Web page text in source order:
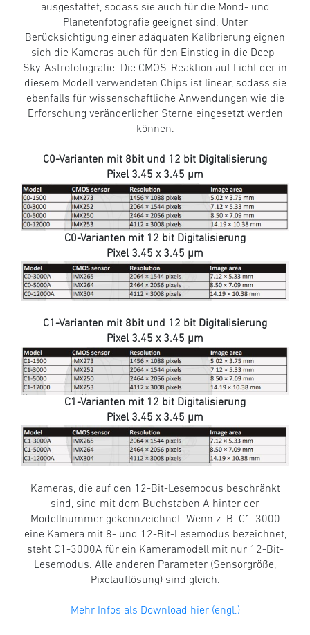
ausgestattet, sodass sie auch für die Mond- und
Planetenfotografie geeignet sind. Unter
Berücksichtigung einer adäquaten Kalibrierung eignen
sich die Kameras auch für den Einstieg in die Deep-
Sky-Astrofotografie. Die CMOS-Reaktion auf Licht der in
diesem Modell verwendeten Chips ist linear, sodass sie
ebenfalls für wissenschaftliche Anwendungen wie die
Erforschung veränderlicher Sterne eingesetzt werden
können.
C0-Varianten mit 8bit und 12 bit Digitalisierung
Pixel 3.45 x 3.45 µm
C0-Varianten mit 12 bit Digitalisierung
Pixel 3.45 x 3.45 µm
C1-Varianten mit 8bit und 12 bit Digitalisierung
Pixel 3.45 x 3.45 µm
C1-Varianten mit 12 bit Digitalisierung
Pixel 3.45 x 3.45 µm
Kameras, die auf den 12-Bit-Lesemodus beschränkt
sind, sind mit dem Buchstaben A hinter der
Modellnummer gekennzeichnet. Wenn z. B. C1-3000
eine Kamera mit 8- und 12-Bit-Lesemodus bezeichnet,
steht C1-3000A für ein Kameramodell mit nur 12-Bit-
Lesemodus. Alle anderen Parameter (Sensorgröße,
Pixelauflösung) sind gleich.
Mehr Infos als Download hier (engl.)